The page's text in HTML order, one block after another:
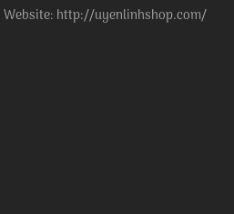
Website: http://uyenlinhshop.com/